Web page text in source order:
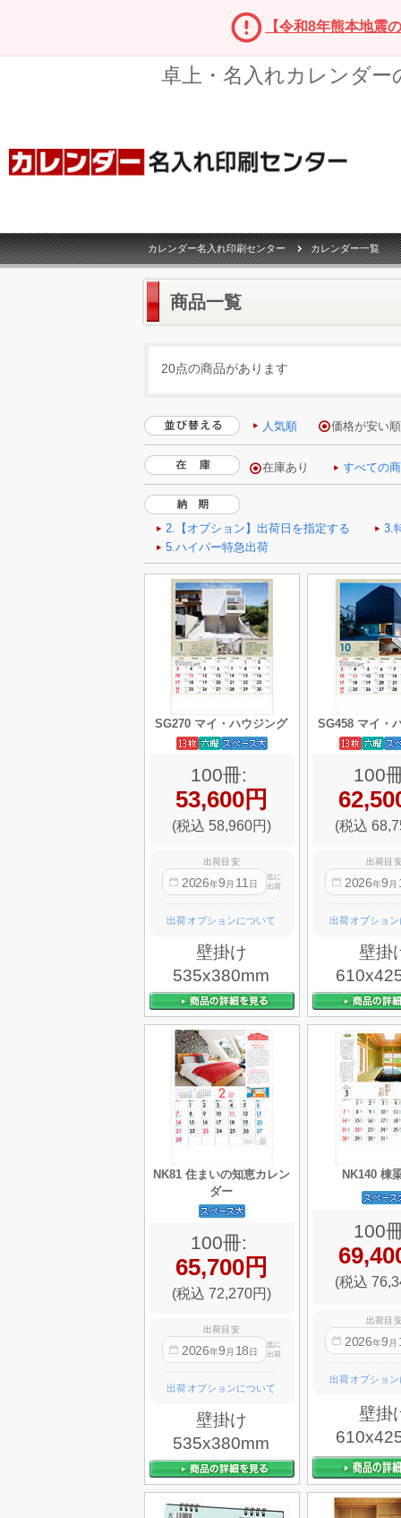
【令和8年熊本地震
卓上・名入れカレンダ
カレンダー名入れ印刷センター カレンダー一覧
商品一覧
20点の商品があります
人気順 価格が安い順
SG270 マイ・ハウジング
100冊:
53,600円
(税込 58,960円)
出荷目安
2026年9 月 11 日
迄に
出荷
出荷オプションについて
壁掛け
535x380mm
SG458 マイ・
100
(税込
出荷目
2026年9 月
出荷オプショ
壁掛
NK81 住まいの知恵カレン
ダー
100冊:
65,700円
(税込 72,270円)
出荷目安
2026年9 月 18 日
迄に
出荷
出荷オプションについて
壁掛け
535x380mm
NK140 棟
100
(税込
出荷目
2026年9 月
出荷オプショ
壁掛